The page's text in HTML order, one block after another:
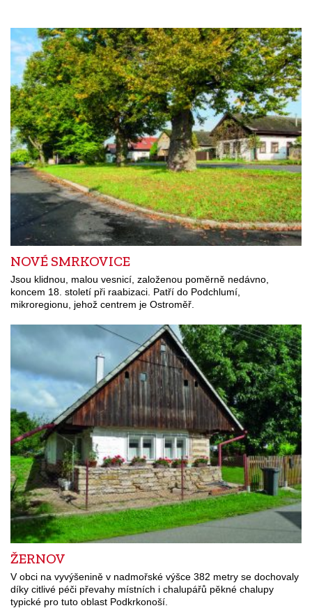
NOVÉ SMRKOVICE
Jsou klidnou, malou vesnicí, založenou poměrně nedávno,
koncem 18. století při raabizaci. Patří do Podchlumí,
mikroregionu, jehož centrem je Ostroměř.
ŽERNOV
V obci na vyvýšenině v nadmořské výšce 382 metry se dochovaly
díky citlivé péči převahy místních i chalupářů pěkné chalupy
typické pro tuto oblast Podkrkonoší.